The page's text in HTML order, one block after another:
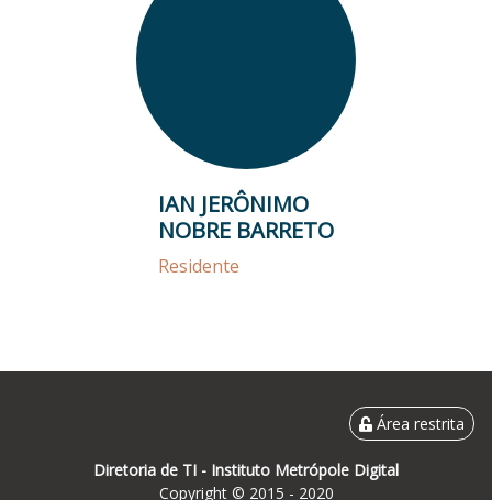
IAN JERÔNIMO
NOBRE BARRETO
Residente
Área restrita
Diretoria de TI - Instituto Metrópole Digital
Copyright © 2015 - 2020